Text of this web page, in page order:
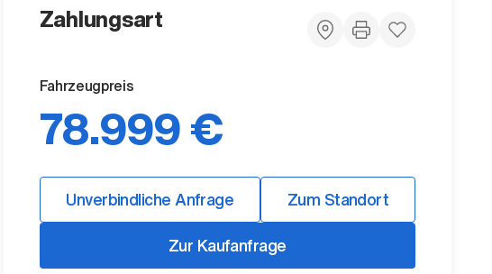
Zahlungsart
Fahrzeugpreis
78.999 €
Unverbindliche Anfrage
Zum Standort
Zur Kaufanfrage